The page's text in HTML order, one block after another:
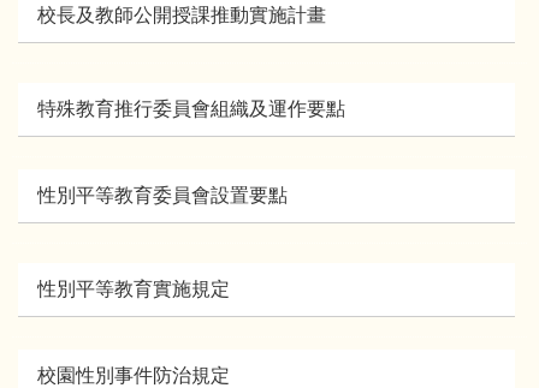
校長及教師公開授課推動實施計畫
特殊教育推行委員會組織及運作要點
性別平等教育委員會設置要點
性別平等教育實施規定
校園性別事件防治規定